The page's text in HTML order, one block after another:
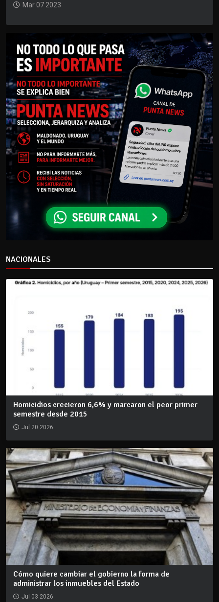
Mar 07 2023
NACIONALES
Homicidios crecieron 6,6% y marcaron el peor primer
semestre desde 2015
Jul 20 2026
Cómo quiere cambiar el gobierno la forma de
administrar los inmuebles del Estado
Jul 03 2026